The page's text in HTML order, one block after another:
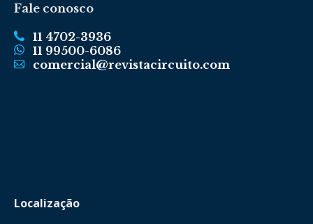
Fale conosco
11 4702-3936
11 99500-6086
comercial@revistacircuito.com
Localização